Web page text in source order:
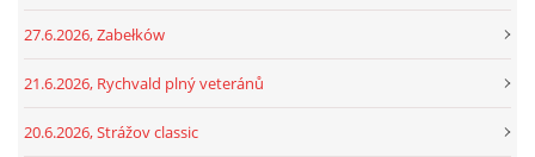
27.6.2026, Zabełków
21.6.2026, Rychvald plný veteránů
20.6.2026, Strážov classic